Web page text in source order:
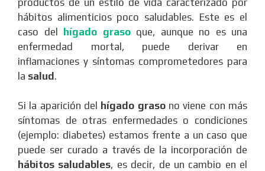
hábitos alimenticios poco saludables. Este es el
caso del hígado grasoque, aunque no es una
enfermedad mortal, puede derivar en
inflamaciones y síntomas comprometedores para
la salud.
Si la aparición del hígado grasono viene con más
síntomas de otras enfermedades o condiciones
(ejemplo: diabetes) estamos frente a un caso que
puede ser curado a través de la incorporación de
hábitos saludables, es decir, de un cambio en el